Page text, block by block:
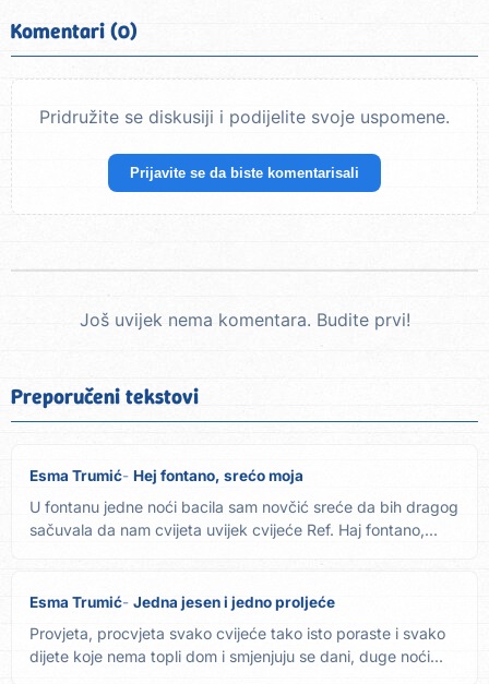
Komentari (0)
Pridružite se diskusiji i podijelite svoje uspomene.
Prijavite se da biste komentarisali
Još uvijek nema komentara. Budite prvi!
Preporučeni tekstovi
Esma Trumić Hej fontano, srećo moja
U fontanu jedne noći bacila sam novčić sreće da bih dragog
sačuvala da nam cvijeta uvijek cvijeće Ref. Haj fontano,...
Esma Trumić Jedna jesen i jedno proljeće
Provjeta, procvjeta svako cvijeće tako isto poraste i svako
dijete koje nema topli dom i smjenjuju se dani, duge noći...